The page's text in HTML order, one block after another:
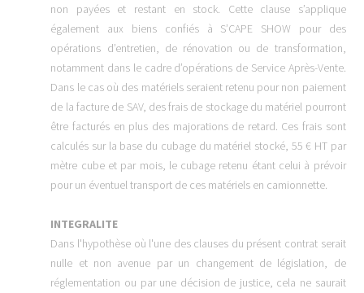
non payées et restant en stock. Cette clause s’applique
également aux biens confiés à S’CAPE SHOW pour des
opérations d’entretien, de rénovation ou de transformation,
notamment dans le cadre d’opérations de Service Après-Vente.
Dans le cas où des matériels seraient retenu pour non paiement
de la facture de SAV, des frais de stockage du matériel pourront
être facturés en plus des majorations de retard. Ces frais sont
calculés sur la base du cubage du matériel stocké, 55 € HT par
mètre cube et par mois, le cubage retenu étant celui à prévoir
pour un éventuel transport de ces matériels en camionnette.
INTEGRALITE
Dans l'hypothèse où l'une des clauses du présent contrat serait
nulle et non avenue par un changement de législation, de
réglementation ou par une décision de justice, cela ne saurait